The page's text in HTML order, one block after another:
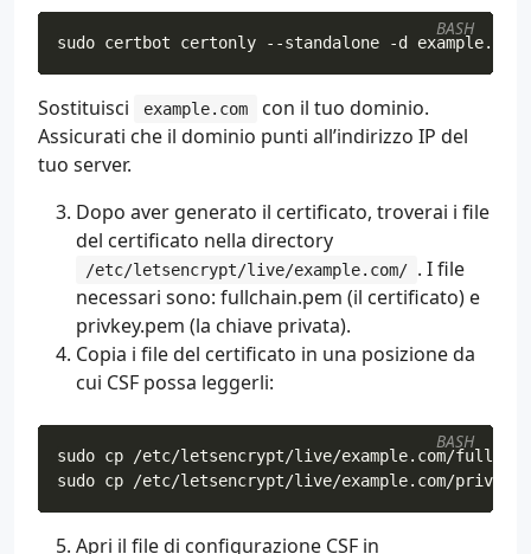
sudo certbot certonly --standalone -d example.com
BASH
Sostituisci example.com
con il tuo dominio.
Assicurati che il dominio punti all’indirizzo IP del
tuo server.
Dopo aver generato il certificato, troverai i file
del certificato nella directory
/etc/letsencrypt/live/example.com/ . I file
necessari sono: fullchain.pem (il certificato) e
privkey.pem (la chiave privata).
Copia i file del certificato in una posizione da
cui CSF possa leggerli:
sudo cp /etc/letsencrypt/live/example.com/
BASH
Apri il file di configurazione CSF in